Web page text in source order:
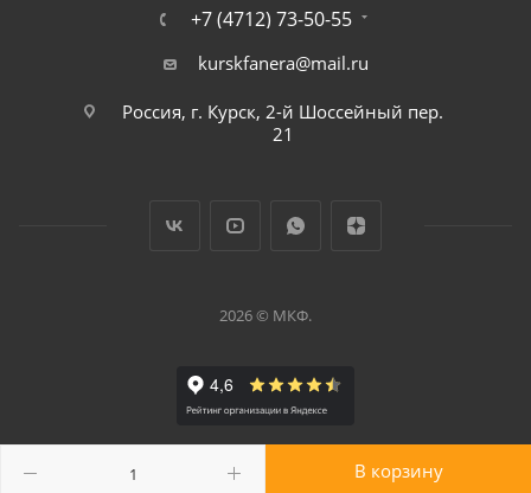
В корзину
+7 (4712) 73-50-55
kurskfanera@mail.ru
Россия, г. Курск, 2-й Шоссейный пер.
21
2026 © МКФ.